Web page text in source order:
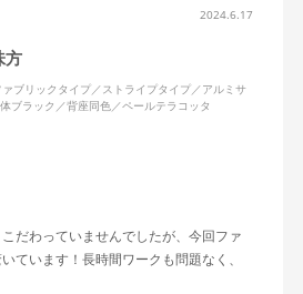
2024.6.17
方
ブリックタイプ／ストライプタイプ／アルミサ
ブラック／背座同色／ペールテラコッタ
だわっていませんでしたが、今回ファ
ています！長時間ワークも問題なく、